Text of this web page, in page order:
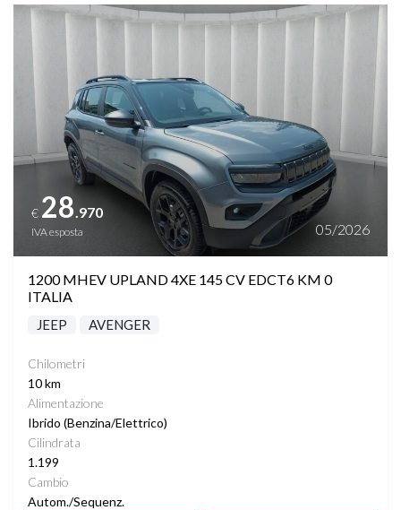
Vedi dettagli
€ 28.970
IVA esposta 05/2026
1200 MHEV UPLAND 4XE 145 CV EDCT6 KM 0
ITALIA
JEEP AVENGER
Chilometri
10 km
Alimentazione
Ibrido (Benzina/Elettrico)
Cilindrata
1.199
Cambio
Autom./Sequenz.